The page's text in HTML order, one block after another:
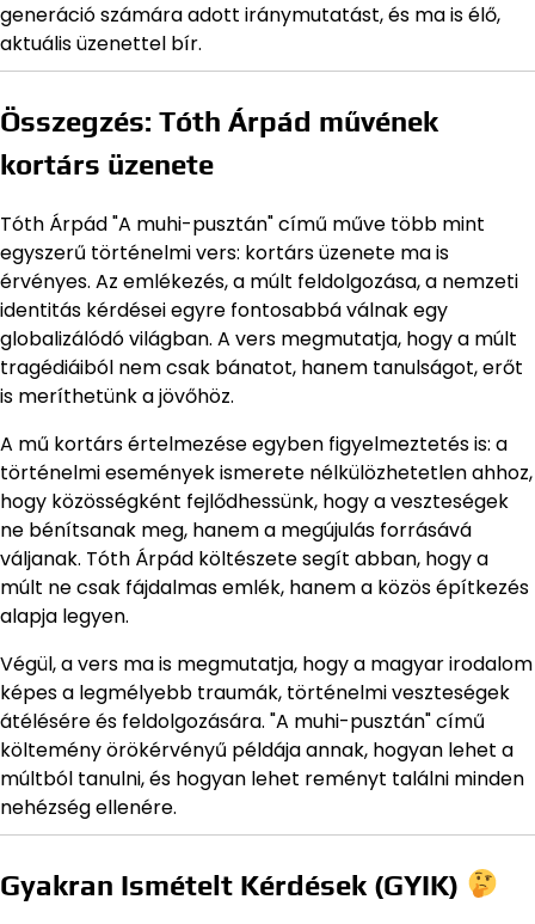
generáció számára adott iránymutatást, és ma is élő,
aktuális üzenettel bír.
Összegzés: Tóth Árpád művének
kortárs üzenete
Tóth Árpád "A muhi-pusztán" című műve több mint
egyszerű történelmi vers: kortárs üzenete ma is
érvényes. Az emlékezés, a múlt feldolgozása, a nemzeti
identitás kérdései egyre fontosabbá válnak egy
globalizálódó világban. A vers megmutatja, hogy a múlt
tragédiáiból nem csak bánatot, hanem tanulságot, erőt
is meríthetünk a jövőhöz.
A mű kortárs értelmezése egyben figyelmeztetés is: a
történelmi események ismerete nélkülözhetetlen ahhoz,
hogy közösségként fejlődhessünk, hogy a veszteségek
ne bénítsanak meg, hanem a megújulás forrásává
váljanak. Tóth Árpád költészete segít abban, hogy a
múlt ne csak fájdalmas emlék, hanem a közös építkezés
alapja legyen.
Végül, a vers ma is megmutatja, hogy a magyar irodalom
képes a legmélyebb traumák, történelmi veszteségek
átélésére és feldolgozására. "A muhi-pusztán" című
költemény örökérvényű példája annak, hogyan lehet a
múltból tanulni, és hogyan lehet reményt találni minden
nehézség ellenére.
Gyakran Ismételt Kérdések (GYIK)